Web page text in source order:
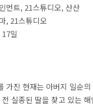
먼트, 21스튜디오, 산산
, 21스튜디오
일
가진 현재는 아버지 일순
실종된 딸을 찾고 있는